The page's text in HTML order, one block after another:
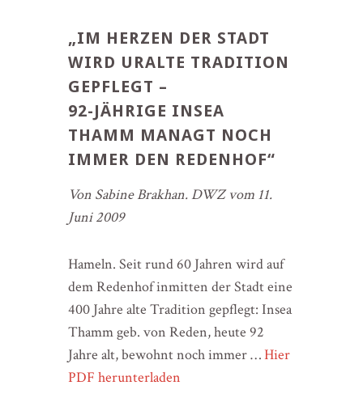
„IM HERZEN DER STADT
WIRD URALTE TRADITION
GEPFLEGT –
92-JÄHRIGE INSEA
THAMM MANAGT NOCH
IMMER DEN REDENHOF“
Von Sabine Brakhan. DWZ vom 11.
Juni 2009
Hameln. Seit rund 60 Jahren wird auf
dem Redenhof inmitten der Stadt eine
400 Jahre alte Tradition gepflegt: Insea
Thamm geb. von Reden, heute 92
Jahre alt, bewohnt noch immer …Hier
PDF herunterladen